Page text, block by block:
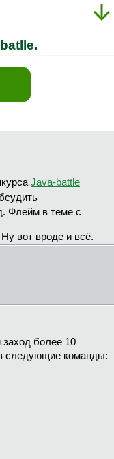
Java-battle
Флейм в теме с
Ну вот вроде и всё.
заход более 10
следующие команды: